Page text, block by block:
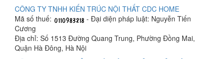
CÔNG TY TNHH KIẾN TRÚC NỘI THẤT CDC HOME
Mã số thuế:
- Đại diện pháp luật: Nguyễn Tiến
Cương
Địa chỉ: Số 1513 Đường Quang Trung, Phường Đồng Mai,
Quận Hà Đông, Hà Nội